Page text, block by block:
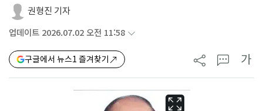
권형진 기자
업데이트 2026.07.02 오전 11:58
구글에서 뉴스1 즐겨찾기 가